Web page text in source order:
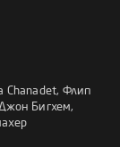
Chanadet, Флип
Бигхем,